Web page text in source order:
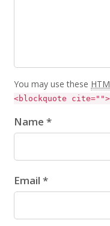
You may use these
<blockquote
Name *
Email *